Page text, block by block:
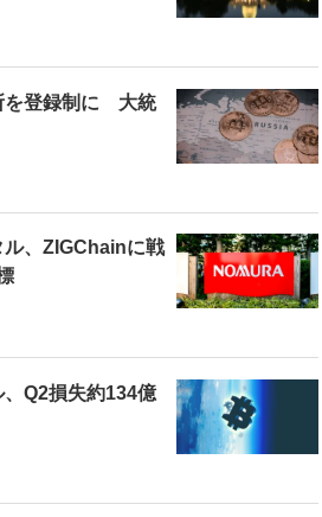
を登録制に 大統
、ZIGChainに戦
Q2損失約134億